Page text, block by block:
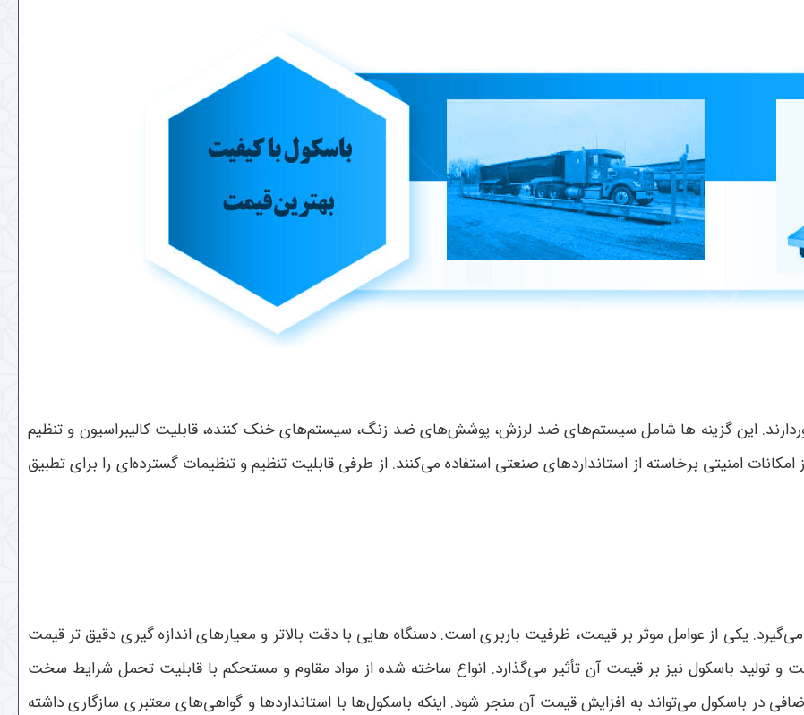
این گزینه ها شامل سیستم‌های ضد لرزش، پوشش‌های ضد زنگ، سیستم‌های خنک کننده، قابلیت کالیبراسیون و تنظیم
امنیتی برخاسته از استانداردهای صنعتی استفاده می‌کنند. از طرفی قابلیت تنظیم و تنظیمات گسترده‌ای را برای تطبیق
یکی از عوامل موثر بر قیمت، ظرفیت باربری است. دسنگاه ‌هایی با دقت بالاتر و معیارهای اندازه ‌گیری دقیق ‌تر قیمت
تولید باسکول نیز بر قیمت آن تأثیر می‌گذارد. انواع ساخته شده از مواد مقاوم و مستحکم با قابلیت تحمل شرایط سخت
در باسکول می‌تواند به افزایش قیمت آن منجر شود. اینکه باسکول‌ها با استانداردها و گواهی‌های معتبری سازگاری داشته